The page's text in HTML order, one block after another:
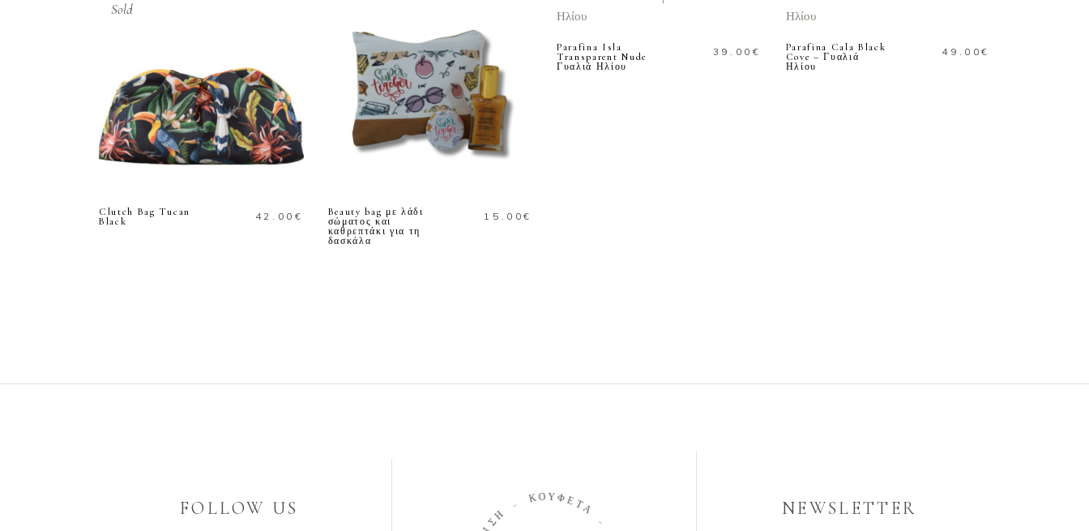
Sold
ΔΙΑΒΑΣΤΕ
Clutch Bag Tucan
Black
42.00 €
ΠΡΟΣΘΗΚΗ ΣΤΟ
Beauty bag με λάδι
σώματος και
καθρεπτάκι για τη
δασκάλα
15.00€
Parafina Isla
Transparent Nude
Γυαλιά Ηλίου
39.00 €
Parafina Cala Black
Cove – Γυαλιά
Ηλίου
49.00€
FOLLOW US
Τ
Ι
Σ Η
Κ ΟΥΦΕΤ NEWSLETTER